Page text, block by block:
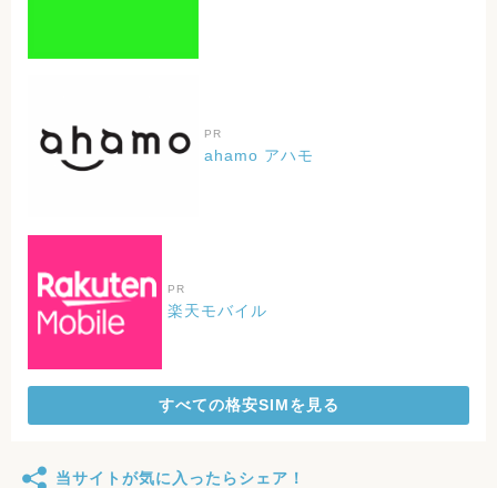
PR
ahamo アハモ
PR
楽天モバイル
すべての格安SIMを見る
当サイトが気に入ったらシェア！